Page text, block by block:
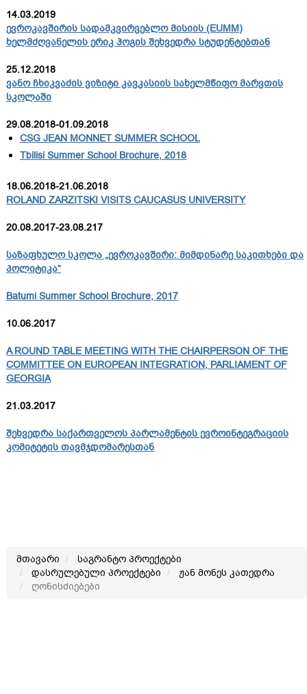
14.03.2019
ევროკავშირის სადამკვირვებლო მისიის (EUMM)
ხელმძღვანელის ერიკ ჰოგის შეხვედრა სტუდენტებთან
25.12.2018
ვანო ჩხიკვაძის ვიზიტი კავკასიის სახელმწიფო მარვთის
სკოლაში
29.08.2018-01.09.2018
CSG JEAN MONNET SUMMER SCHOOL
Tbilisi Summer School Brochure, 2018
18.06.2018-21.06.2018
ROLAND ZARZITSKI VISITS CAUCASUS UNIVERSITY
20.08.2017-23.08.217
საზაფხულო სკოლა „ევროკავშირი: მიმდინარე საკითხები და
პოლიტიკა“
Batumi Summer School Brochure, 2017
10.06.2017
A ROUND TABLE MEETING WITH THE CHAIRPERSON OF THE
COMMITTEE ON EUROPEAN INTEGRATION, PARLIAMENT OF
GEORGIA
21.03.2017
შეხვედრა საქართველოს პარლამენტის ევროინტეგრაციის
კომიტეტის თავმჯდომარესთან
მთავარი
საგრანტო პროექტები
დასრულებული პროექტები
ჟან მონეს კათედრა
ღონისძიებები